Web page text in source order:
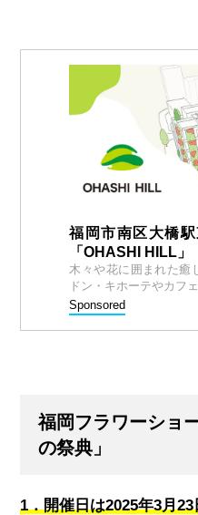
福岡市南区大橋
「OHASHI HILL」
木々や花に囲まれた癒
ドン・キホーテやカフ
Sponsored
福岡フラワーショ
の祭典」
1．開催日は2025年3月